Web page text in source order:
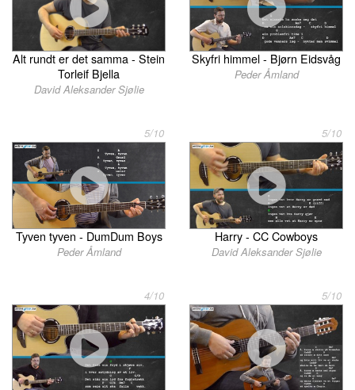
Alt rundt er det samma - Stein
Torleif Bjella
David Aleksander Sjølie
Skyfri himmel - Bjørn Eidsvåg
Peder Åmland
5/10
Tyven tyven - DumDum Boys
Peder Åmland
5/10
Harry - CC Cowboys
David Aleksander Sjølie
4/10 5/10